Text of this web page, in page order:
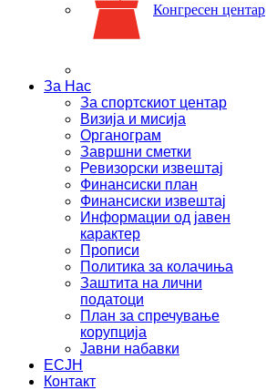
Конгресен центар
За Нас
За спортскиот центар
Визија и мисија
Органограм
Завршни сметки
Ревизорски извештај
Финансиски план
Финансиски извештај
Информации од јавен
карактер
Прописи
Политика за колачиња
Заштита на лични
податоци
План за спречување
корупција
Јавни набавки
ЕСЈН
Контакт